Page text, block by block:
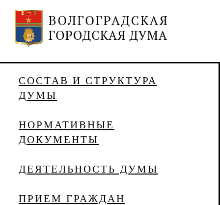
СОСТАВ И СТРУКТУРА
ДУМЫ
НОРМАТИВНЫЕ
ДОКУМЕНТЫ
ДЕЯТЕЛЬНОСТЬ ДУМЫ
ПРИЕМ ГРАЖДАН